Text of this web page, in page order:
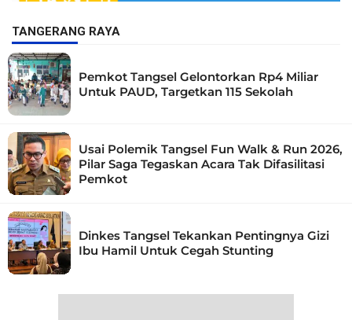
TANGERANG RAYA
Pemkot Tangsel Gelontorkan Rp4 Miliar
Untuk PAUD, Targetkan 115 Sekolah
Usai Polemik Tangsel Fun Walk & Run 2026,
Pilar Saga Tegaskan Acara Tak Difasilitasi
Pemkot
Dinkes Tangsel Tekankan Pentingnya Gizi
Ibu Hamil Untuk Cegah Stunting